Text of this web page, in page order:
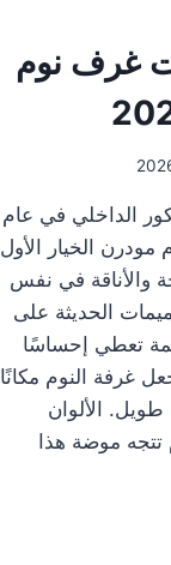
غرف نوم
الداخلي في عام
مودرن الخيار الأول
والأناقة في نفس
الحديثة على
تعطي إحساسًا
غرفة النوم مكانًا
طويل. الألوان
موضة هذا